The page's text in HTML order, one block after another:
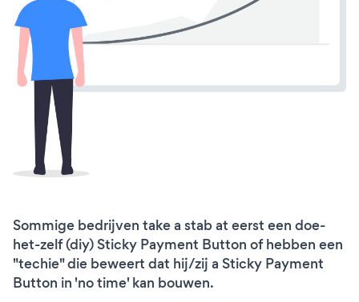
Sommige bedrijven take a stab at eerst een doe-
het-zelf (diy) Sticky Payment Button of hebben een
"techie" die beweert dat hij/zij a Sticky Payment
Button in 'no time' kan bouwen.